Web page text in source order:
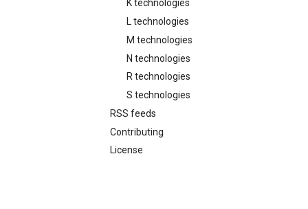
K technologies
L technologies
M technologies
N technologies
R technologies
S technologies
RSS feeds
Contributing
License